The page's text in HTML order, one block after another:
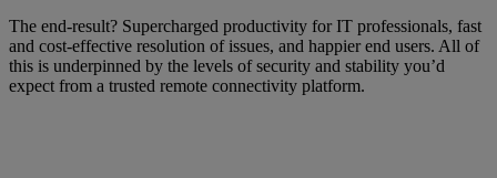
The end-result? Supercharged productivity for IT professionals, fast
and cost-effective resolution of issues, and happier end users. All of
this is underpinned by the levels of security and stability you’d
expect from a trusted remote connectivity platform.